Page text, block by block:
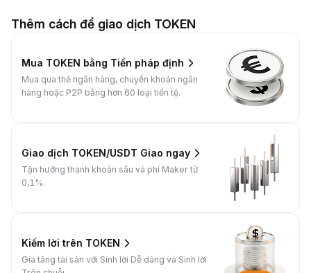
Thêm cách để giao dịch TOKEN
Mua TOKEN bằng Tiền pháp định
Mua qua thẻ ngân hàng, chuyển khoản ngân
hàng hoặc P2P bằng hơn 60 loại tiền tệ.
Giao dịch TOKEN/USDT Giao ngay
Tận hưởng thanh khoản sâu và phí Maker từ
0,1%.
Kiếm lời trên TOKEN
Gia tăng tài sản với Sinh lời Dễ dàng và Sinh lời